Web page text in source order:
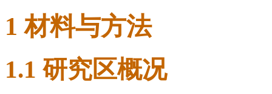
1 材料与方法
1.1 研究区概况